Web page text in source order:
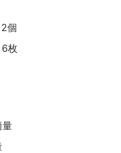
個
枚
量